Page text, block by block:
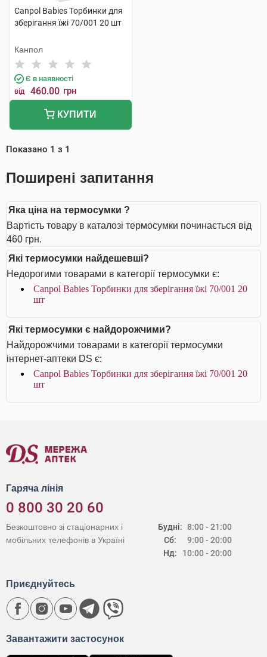
Canpol Babies Торбинки для
зберігання їжі 70/001 20 шт
Канпол
Є в наявності
від 460.00 грн
КУПИТИ
Показано 1 з 1
Поширені запитання
Яка ціна на термосумки ?
Вартість товару в каталозі термосумки починається від
460 грн.
Які термосумки найдешевші?
Недорогими товарами в категорії термосумки є:
Canpol Babies Торбинки для зберігання їжі 70/001 20
шт
Які термосумки є найдорожчими?
Найдорожчими товарами в категорії термосумки
інтернет-аптеки DS є:
Canpol Babies Торбинки для зберігання їжі 70/001 20
шт
Гаряча лінія
0 800 30 20 60
Будні:
Сб:
Нд:
8:00 - 21:00
9:00 - 20:00
10:00 - 20:00
Безкоштовно зі стаціонарних і
мобільних телефонів в Україні
Завантажити застосунок
Приєднуйтесь